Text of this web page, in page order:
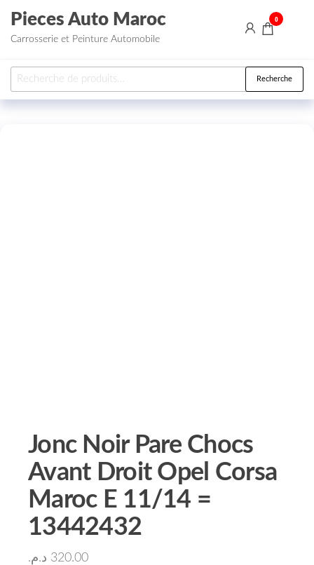
Aller au contenu
Pieces Auto Maroc
Carrosserie et Peinture Automobile
0
Recherche pour : Recherche
Jonc Noir Pare Chocs
Avant Droit Opel Corsa
Maroc E 11/14 =
13442432
320.00 د.م.